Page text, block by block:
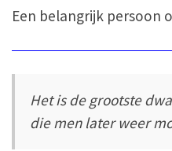
Een belangrijk persoon
Het is de grootste
die men later weer